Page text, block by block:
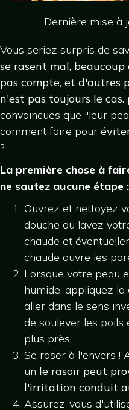
Dernière mise à
Vous seriez surpris de
se rasent mal,
pas compte, et d'autres
n'est pas toujours le cas.
convaincues que "leur
comment faire pour
?
La première chose à
ne sautez aucune étape :
Ouvrez et nettoyez
douche ou lavez
chaude et
chaude ouvre les
Lorsque votre peau
humide, appliquez la
aller dans le sens
de soulever les poils
plus près.
Se raser à l'envers !
un le rasoir peut
l'irritation conduit
Assurez-vous